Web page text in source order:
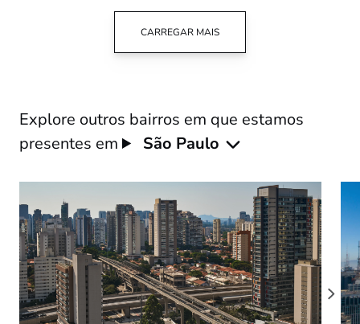
CARREGAR MAIS
Explore outros bairros em que estamos
presentes em
São Paulo